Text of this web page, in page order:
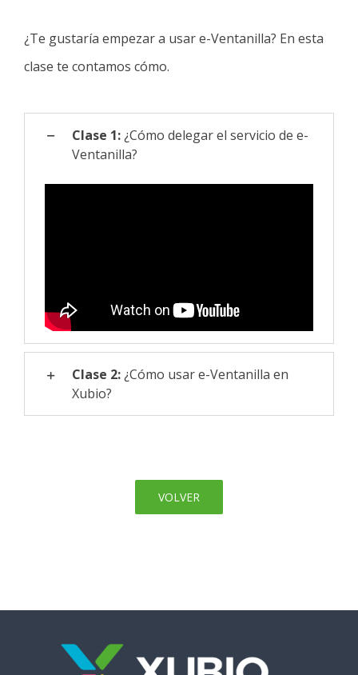
¿Te gustaría empezar a usar e-Ventanilla? En esta
clase te contamos cómo.
Clase 1:¿Cómo delegar el servicio de e-
Ventanilla?
Clase 2:¿Cómo usar e-Ventanilla en
Xubio?
VOLVER